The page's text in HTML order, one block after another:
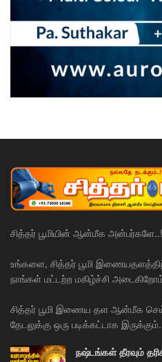
சித்தர் பூமியின் ஆன்மீக அன்பர்களே..!
உங்களை, சித்தர் பூமி
நாங்கள் மட்டற்ற மகிழ்ச்சி
சித்தர் பூமி இணைய தள ஆன்மீக
தேடலுக்கு ஒரு படிக்கட்டாக இருக்கும்.
நஷ்டங்கள் தீரவும்